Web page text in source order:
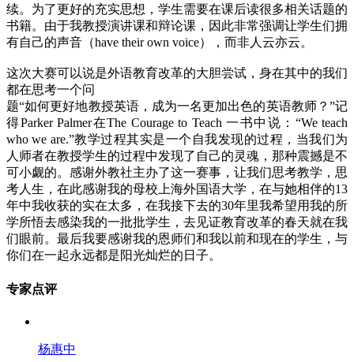
续。为了更好的充实思想，学生需要在课后读很多相关话题的
书籍。由于我教授演讲课和辩论课，因此非常强调让学生们拥
有自己的声音（have their own voice），而非人云亦云。
这次大赛可以说是外语教育改革的大胆尝试，身在其中的我们
都在思考一个问
题“如何更好地教授英语，成为一名更加出色的英语教师？”记
得Parker Palmer在The Courage to Teach 一书中说：“We teach
who we are.”教学过程其实是一个自我发现的过程，当我们为
人师者在教授学生的过程中发现了自己的灵魂，那种震撼是不
可小觑的。感谢外教社主办了这一赛事，让我们思考教学，思
考人生，在此感谢我的母校上海外国语大学，在与她相伴的13
年中我收获的实在太多，在我接下去的30年里我希望用我的所
学所悟去感染我的一批批学生，去见证教育改革的春天就在我
们眼前。最后我要感谢我的恩师们和我以前和现在的学生，与
你们在一起永远都是阳光灿烂的日子。
专家点评
杨惠中